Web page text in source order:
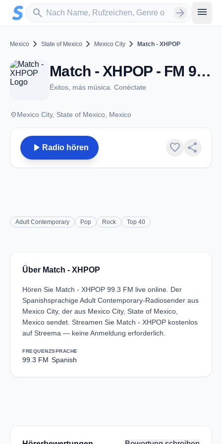
Zum Hauptinhalt springen
search
Sender suchen arrow_forward menu
Mexico chevron_right State of Mexico chevron_right Mexico City chevron_right Match - XHPOP
Match - XHPOP - FM 99.3 - Mexico City
Éxitos, más música. Conéctate
placeMexico City, State of Mexico, Mexico
play_arrow Radio hören favorite share
Adult Contemporary Pop Rock Top 40
Über Match - XHPOP
Hören Sie Match - XHPOP 99.3 FM live online. Der
Spanishsprachige Adult Contemporary-Radiosender aus
Mexico City, der aus Mexico City, State of Mexico,
Mexico sendet. Streamen Sie Match - XHPOP kostenlos
auf Streema — keine Anmeldung erforderlich.
FREQUENZ
99.3 FM
SPRACHE
Spanish